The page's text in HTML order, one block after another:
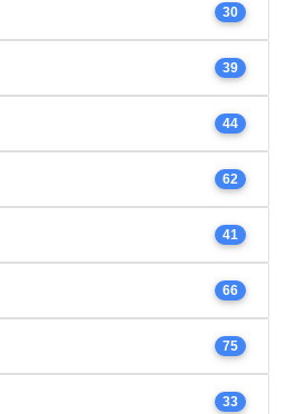
30
39
44
62
41
66
75
33